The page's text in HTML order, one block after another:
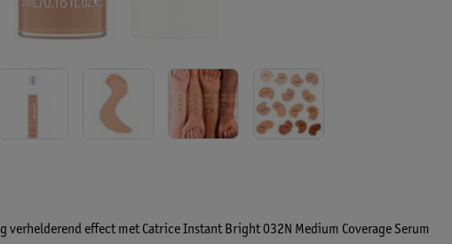
verhelderend effect met Catrice Instant Bright 032N Medium Coverage Serum